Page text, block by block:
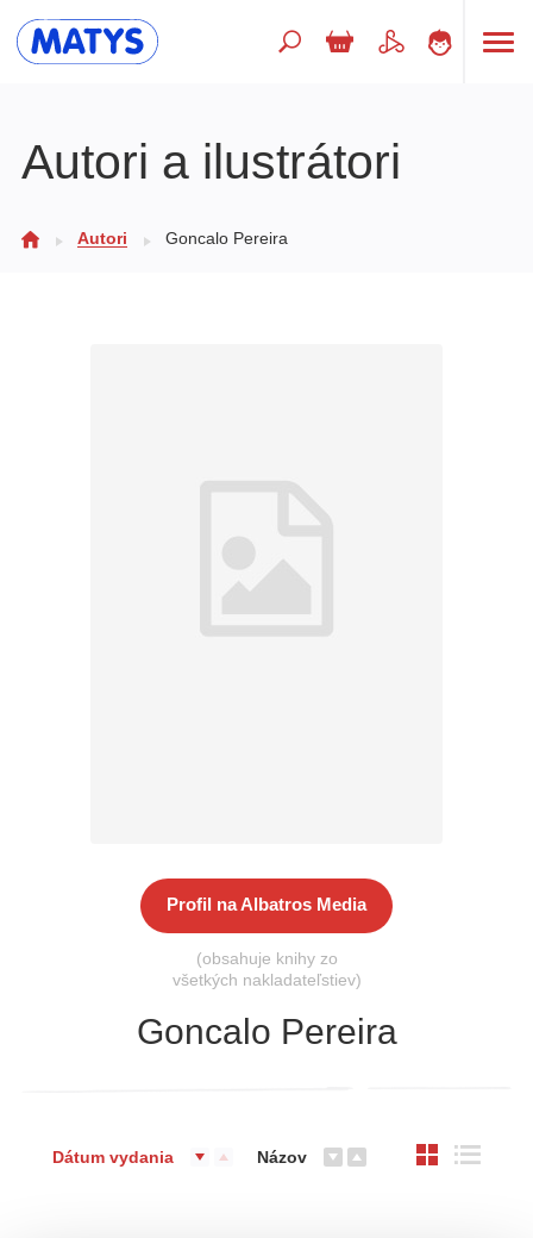
Doplnkový sortiment
Všetky kategórie
Autori a ilustrátori
Autori Goncalo Pereira
Profil na Albatros Media
(obsahuje knihy zo
všetkých nakladateľstiev)
Goncalo Pereira
Dátum vydania Názov